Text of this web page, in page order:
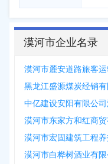
漠河市企业名录
漠河市麓安道路旅客
黑龙江盛源煤炭经销有
中亿建设安阳有限公司
漠河市东家方和红商贸
漠河市宏固建筑工程养
漠河市白桦树酒业有限